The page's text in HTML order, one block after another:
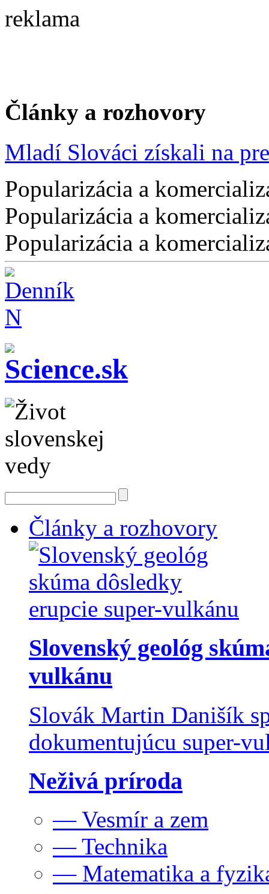
reklama
Články a rozhovory
Mladí Slováci získali na
Popularizácia a
Popularizácia a
Popularizácia a
Články a rozhovory
Slovenský geológ
vulkánu
Slovák Martin Danišík
dokumentujúcu super-
Neživá príroda
— Vesmír a zem
— Technika
— Matematika a